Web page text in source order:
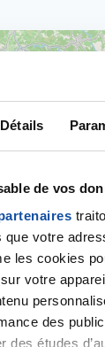
Détails
de vos
que votre
les cookies
votre
des
des études
Leaflet | ©
Sainte